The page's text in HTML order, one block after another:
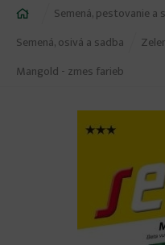
Nachádzate
sa
tu
Semená, pestovanie
Semená, osivá a sadba
Mangold - zmes farieb